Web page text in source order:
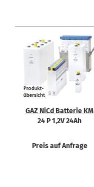
GAZ NiCd Bat­te­rie KM
24 P 1,2V 24Ah
Preis auf Anfrage